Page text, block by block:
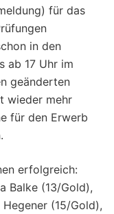
für das
in den
ab 17 Uhr im
geänderten
wieder mehr
für den Erwerb
erfolgreich:
Balke (13/Gold),
(15/Gold),